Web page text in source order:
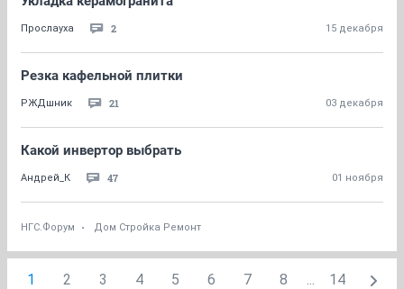
Прослауха 2 15 декабря
Резка кафельной плитки
РЖДшник 21 03 декабря
Какой инвертор выбрать
Андрей_К 47 01 ноября
НГС.Форум Дом Стройка Ремонт
1 2 3 4 5 6 7 8 ... 14